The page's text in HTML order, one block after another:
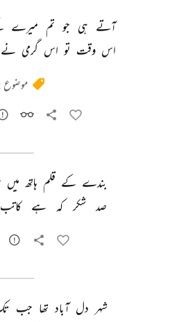
آتے ہی جو تم میرے
اس وقت تو اس گرمی نے
موضوع
بندے کے قلم ہاتھ میں
صد شکر کہ ہے کاتب
شہر دل آباد تھا جب